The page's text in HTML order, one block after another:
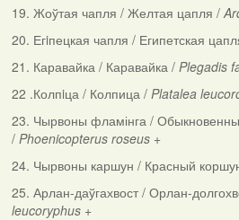
19. Жоўтая чапля / Желтая цапля /
20. Егiпецкая чапля / Египетская
21. Каравайка / Каравайка / Plegadis
22 .Колпiца / Колпица / Platalea
23. Чырвоны фламінга /
/ Phoenicopterus roseus+
24. Чырвоны каршун / Красный
25. Арлан-даўгахвост / Орлан-
leucoryphus+